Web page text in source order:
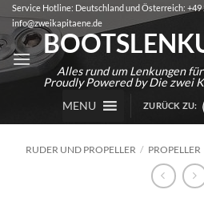
Zum
Inhalt
springen
Service Hotline: Deutschland und Österreich: +49
info@zweikapitaene.de
Alles rund um Lenkungen
Proudly Powered by Die zwei
MENU
ZURÜCK ZU:
RUDER UND PROPELLER / PROPELLER